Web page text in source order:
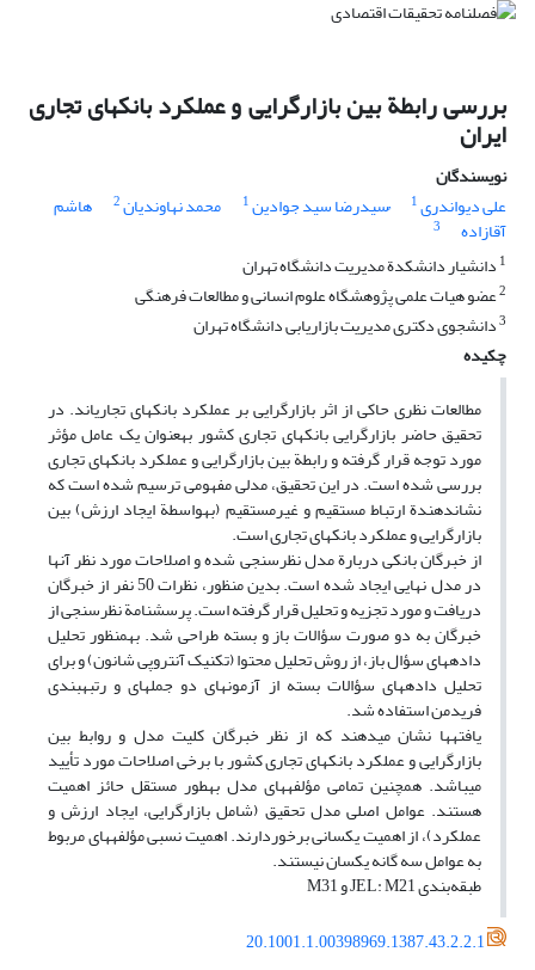
بررسی رابطة بین بازارگرایی و عملکرد بانک‎های تجاری
ایران
نویسندگان
علی دیواندری1 ُسیدرضا سید جوادین1 محمد نهاوندیان2 هاشم
آقازاده
3
1 دانشیار دانشکدة مدیریت دانشگاه تهران
2عضو هیات علمی پژوهشگاه علوم انسانی و مطالعات فرهنگی
3دانشجوی دکتری مدیریت بازاریابی دانشگاه تهران
چکیده
مطالعات نظری حاکی از اثر بازارگرایی بر عملکرد بانک‎های تجاری‎اند. در
تحقیق حاضر بازارگرایی بانک‎های تجاری کشور به‎عنوان یک عامل مؤثر
مورد توجه قرار گرفته و رابطة بین بازارگرایی و عملکرد بانک‎های تجاری
بررسی شده است. در این تحقیق، مدلی مفهومی ترسیم شده است که
نشان‎دهندة ارتباط مستقیم و غیرمستقیم (به‎واسطة ایجاد ارزش) بین
بازارگرایی و عملکرد بانک‎های تجاری است.
از خبرگان بانکی دربارة مدل نظرسنجی شده و اصلاحات مورد نظر آن‎ها
در مدل نهایی ایجاد شده است. بدین منظور، نظرات 50 نفر از خبرگان
دریافت و مورد تجزیه و تحلیل قرار گرفته است. پرسش‎نامة نظرسنجی از
خبرگان به دو صورت سؤالات باز و بسته طراحی شد. به‎منظور تحلیل
داده‎های سؤال باز، از روش تحلیل محتوا (تکنیک آنتروپی شانون) و برای
تحلیل داده‎های سؤالات بسته از آزمون‎های دو جمله‎ای و رتبه‎بندی
فریدمن استفاده شد.
یافته‎ها نشان می‎دهند که از نظر خبرگان کلیت مدل و روابط بین
بازارگرایی و عملکرد بانک‎های تجاری کشور با برخی اصلاحات مورد تأیید
می‎باشد. هم‎چنین تمامی مؤلفه‎های مدل به‎طور مستقل حائز اهمیت
هستند. عوامل اصلی مدل تحقیق (شامل بازارگرایی، ایجاد ارزش و
عملکرد)، از اهمیت یکسانی برخوردارند. اهمیت نسبی مؤلفه‎های مربوط
به عوامل سه گانه یکسان نیستند.
طبقه‌بندی JEL: M21 و M31
20.1001.1.00398969.1387.43.2.2.1